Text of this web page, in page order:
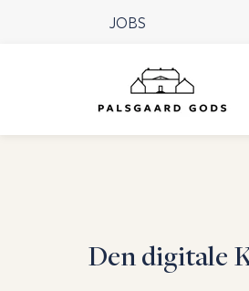
JOBS
Den digitale